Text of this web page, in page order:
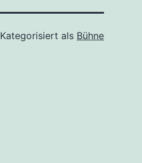
Kategorisiert als Bühne